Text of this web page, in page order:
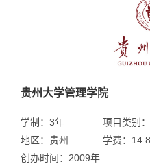
贵州大学管理学院
学制：3年
地区：贵州
项目类别
学费：
创办时间：2009年